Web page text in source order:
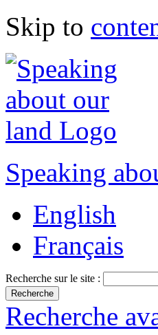
Skip to
Speaking
English
Français
Recherche sur le site :
Recherche